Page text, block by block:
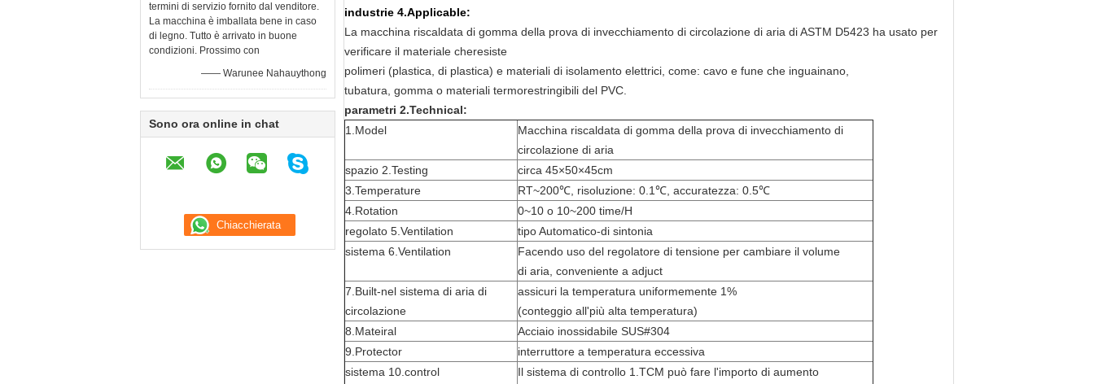
termini di servizio fornito dal venditore.
La macchina è imballata bene in caso
di legno. Tutto è arrivato in buone
condizioni. Prossimo con
—— Warunee Nahauythong
Sono ora online in chat
industrie 4.Applicable:
La macchina riscaldata di gomma della prova di invecchiamento di circolazione di aria di ASTM D5423 ha usato per
verificare il materiale cheresiste
polimeri (plastica, di plastica) e materiali di isolamento elettrici, come: cavo e fune che inguainano,
tubatura, gomma o materiali termorestringibili del PVC.
parametri 2.Technical:
1.Model
Macchina riscaldata di gomma della prova di invecchiamento di
circolazione di aria
spazio 2.Testing
circa 45×50×45cm
3.Temperature
RT~200℃, risoluzione: 0.1℃, accuratezza: 0.5℃
4.Rotation
0~10 o 10~200 time/H
regolato 5.Ventilation
tipo Automatico-di sintonia
sistema 6.Ventilation
Facendo uso del regolatore di tensione per cambiare il volume
di aria, conveniente a adjuct
7.Built-nel sistema di aria di
circolazione
assicuri la temperatura uniformemente 1%
(conteggio all'più alta temperatura)
8.Mateiral
Acciaio inossidabile SUS#304
9.Protector
interruttore a temperatura eccessiva
sistema 10.control
Il sistema di controllo 1.TCM può fare l'importo di aumento